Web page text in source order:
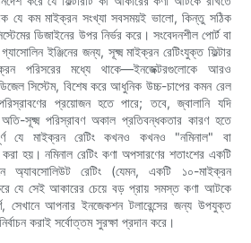
যে কম মাইক্রন সংখ্যা সবসময়ই ভালো, কিন্তু সঠিক
ডিজাইনের উপর নির্ভর করে। সংবেদনশীল পোর্ট বা
ইঞ্জিনের জন্য, সূক্ষ্ম মাইক্রন রেটিংযুক্ত ফিল্টার
পরিসরের মধ্যে থাকে—ইনজেক্টরগুলোকে আরও
সিস্টেম, বিশেষ করে আধুনিক উচ্চ-চাপের কমন রেল
প্রয়োজন হতে পারে; তবে, জ্বালানি যদি
অতি-সূক্ষ্ম পরিস্রাবণ অকাল প্রতিবন্ধকতার কারণ হতে
যে মাইক্রন রেটিং কখনও কখনও "নমিনাল" বা
হয়। নমিনাল রেটিং কণা অপসারণের শতাংশের একটি
অ্যাবসোলিউট রেটিং (যেমন, একটি ১০-মাইক্রন
করে যে সেই আকারের চেয়ে বড় প্রায় সমস্ত কণা আটকে
সেখানে আপনার ইনজেকশন টলারেন্সের জন্য উপযুক্ত
করাই সর্বোত্তম সুরক্ষা প্রদান করে।